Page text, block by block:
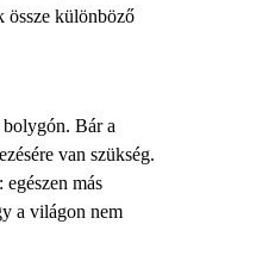
össze különböző
bolygón. Bár a
van szükség.
más
a világon nem